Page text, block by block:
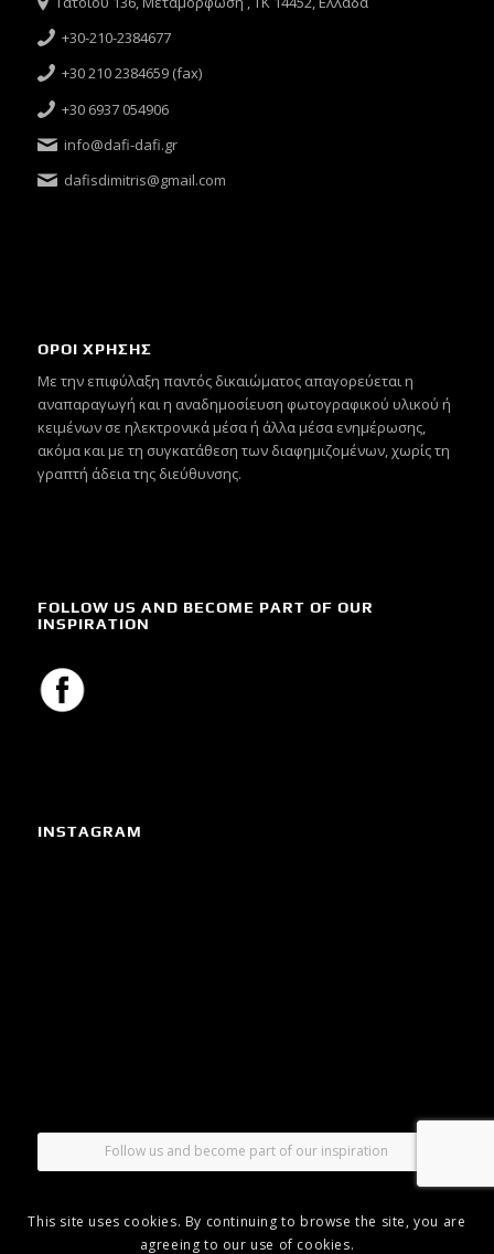
+30-210-2384677
+30 210 2384659 (fax)
+30 6937 054906
info@dafi-dafi.gr
dafisdimitris@gmail.com
ΟΡΟΙ ΧΡΗΣΗΣ
Mε την επιφύλαξη παντός δικαιώματος απαγορεύεται η
αναπαραγωγή και η αναδημοσίευση φωτογραφικού υλικού ή
κειμένων σε ηλεκτρονικά μέσα ή άλλα μέσα ενημέρωσης,
ακόμα και με τη συγκατάθεση των διαφημιζομένων, χωρίς τη
γραπτή άδεια της διεύθυνσης.
FOLLOW US AND BECOME PART OF OUR
INSPIRATION
INSTAGRAM
Follow us and become part of our inspiration
This site uses cookies. By continuing to browse the site, you are
agreeing to our use of cookies.